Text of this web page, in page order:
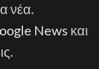
νέα.
News και